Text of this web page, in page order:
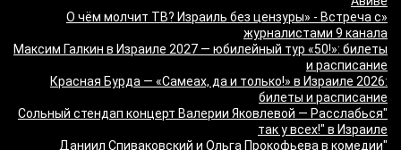
«О чём молчит ТВ? Израиль без цензуры» - Встреча с
журналистами 9 канала
Максим Галкин в Израиле 2027 — юбилейный тур «50!»: билеты
и расписание
Красная Бурда — «Самеах, да и только!» в Израиле 2026:
билеты и расписание
"Сольный стендап концерт Валерии Яковлевой — Расслабься
так у всех!" в Израиле
"Даниил Спиваковский и Ольга Прокофьева в комедии